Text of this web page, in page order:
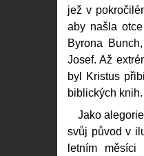
jež v
aby našla
Byrona
Josef. Až
byl Kristus
biblických knih.
Jako
svůj původ v
letním